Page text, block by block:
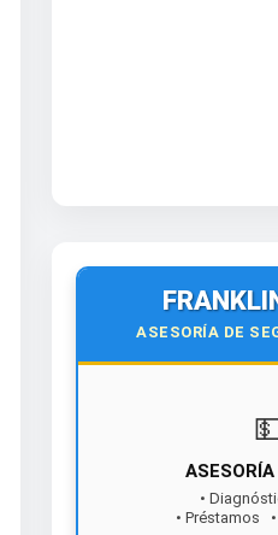
ASESORÍA DE
•
• Préstamos